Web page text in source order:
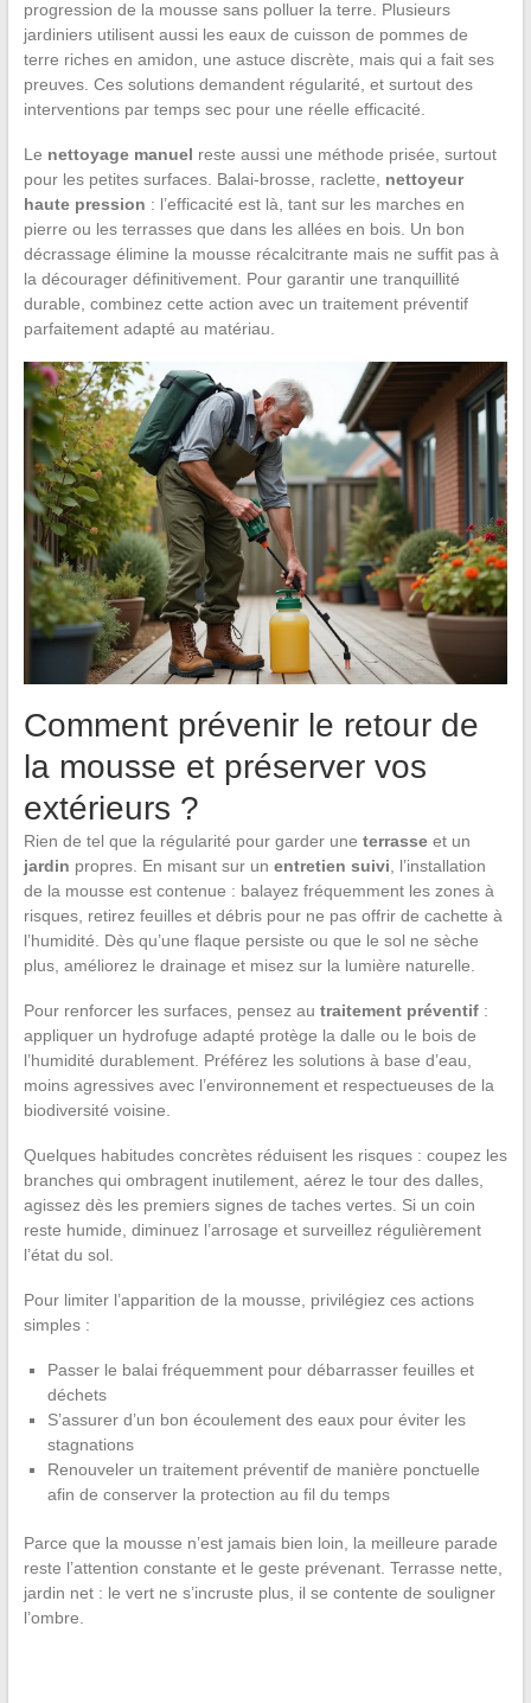
progression de la mousse sans polluer la terre. Plusieurs
jardiniers utilisent aussi les eaux de cuisson de pommes de
terre riches en amidon, une astuce discrète, mais qui a fait ses
preuves. Ces solutions demandent régularité, et surtout des
interventions par temps sec pour une réelle efficacité.
Le nettoyage manuel reste aussi une méthode prisée, surtout
pour les petites surfaces. Balai-brosse, raclette, nettoyeur
haute pression : l’efficacité est là, tant sur les marches en
pierre ou les terrasses que dans les allées en bois. Un bon
décrassage élimine la mousse récalcitrante mais ne suffit pas à
la décourager définitivement. Pour garantir une tranquillité
durable, combinez cette action avec un traitement préventif
parfaitement adapté au matériau.
Comment prévenir le retour de
la mousse et préserver vos
extérieurs ?
Rien de tel que la régularité pour garder une terrasseet un
jardin propres. En misant sur un entretien suivi , l’installation
de la mousse est contenue : balayez fréquemment les zones à
risques, retirez feuilles et débris pour ne pas offrir de cachette à
l’humidité. Dès qu’une flaque persiste ou que le sol ne sèche
plus, améliorez le drainage et misez sur la lumière naturelle.
Pour renforcer les surfaces, pensez au traitement préventif:
appliquer un hydrofuge adapté protège la dalle ou le bois de
l’humidité durablement. Préférez les solutions à base d’eau,
moins agressives avec l’environnement et respectueuses de la
biodiversité voisine.
Quelques habitudes concrètes réduisent les risques : coupez les
branches qui ombragent inutilement, aérez le tour des dalles,
agissez dès les premiers signes de taches vertes. Si un coin
reste humide, diminuez l’arrosage et surveillez régulièrement
l’état du sol.
Pour limiter l’apparition de la mousse, privilégiez ces actions
simples :
Passer le balai fréquemment pour débarrasser feuilles et
déchets
S’assurer d’un bon écoulement des eaux pour éviter les
stagnations
Renouveler un traitement préventif de manière ponctuelle
afin de conserver la protection au fil du temps
Parce que la mousse n’est jamais bien loin, la meilleure parade
reste l’attention constante et le geste prévenant. Terrasse nette,
jardin net : le vert ne s’incruste plus, il se contente de souligner
l’ombre.